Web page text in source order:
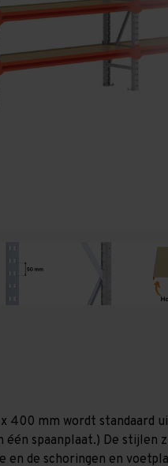
400 mm wordt standaard
spaanplaat.) De stijlen
en de schoringen en